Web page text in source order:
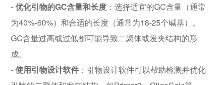
-优化引物的GC含量和长度 ：选择适宜的GC含量（通常
为40%-60%）和合适的长度（通常为18-25个碱基）。
GC含量过高或过低都可能导致二聚体或发夹结构的形
成。
-使用引物设计软件 ：引物设计软件可以帮助检测并优化